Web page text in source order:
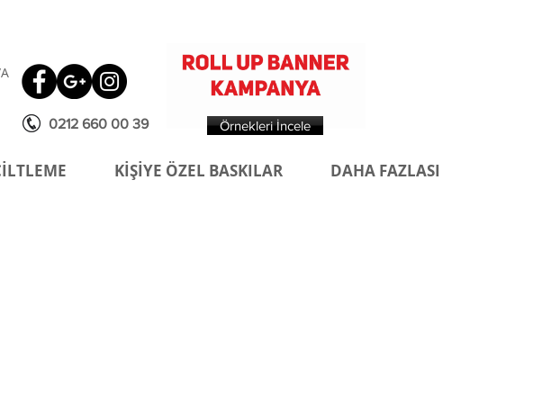
0212 660 00 39 Örnekleri İncele
KİŞİYE ÖZEL BASKILAR DAHA FAZLASI